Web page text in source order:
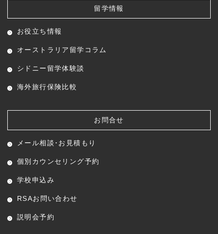
留学情報
お役立ち情報
オーストラリア留学コラム
シドニー留学体験談
海外旅行保険比較
お問合せ
メール相談･お見積もり
個別カウンセリング予約
学校申込み
RSAお問い合わせ
説明会予約